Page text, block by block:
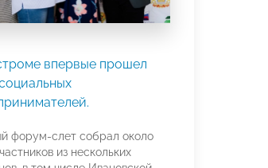
впервые прошел
форум-слет собрал около
из нескольких